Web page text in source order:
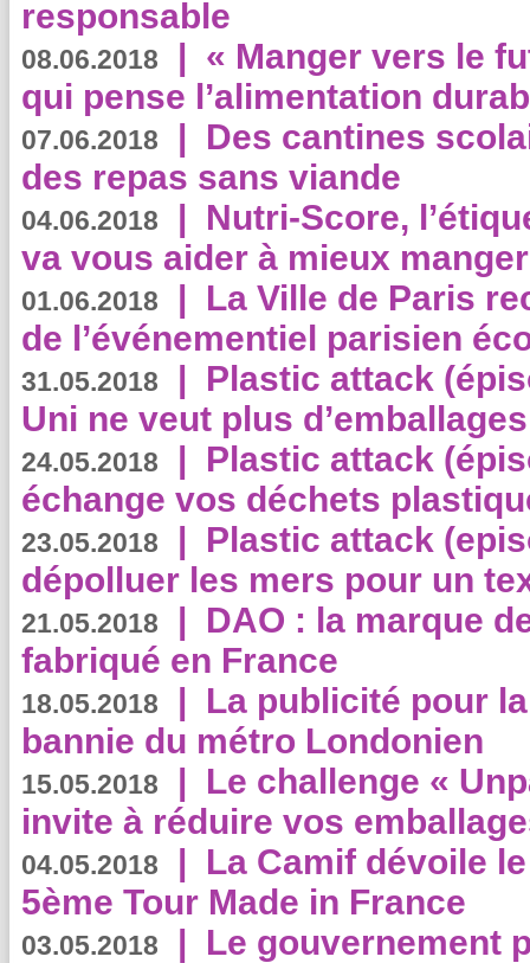
responsable
08.06.2018 | « Manger vers le
qui pense l’alimentation
07.06.2018 | Des cantines
des repas sans viande
04.06.2018 | Nutri-Score,
va vous aider à mieux
01.06.2018 | La Ville de Paris
de l’événementiel parisien
31.05.2018 | Plastic attack
Uni ne veut plus
24.05.2018 | Plastic attack
échange vos déchets
23.05.2018 | Plastic attack
dépolluer les mers pour un
21.05.2018 | DAO : la marque
fabriqué en France
18.05.2018 | La publicité pour
bannie du métro Londonien
15.05.2018 | Le challenge «
invite à réduire vos
04.05.2018 | La Camif dévoile
5ème Tour Made in France
03.05.2018 | Le gouvernement